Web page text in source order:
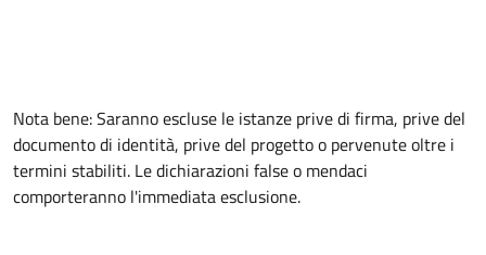
Nota bene: Saranno escluse le istanze prive di firma, prive del
documento di identità, prive del progetto o pervenute oltre i
termini stabiliti. Le dichiarazioni false o mendaci
comporteranno l'immediata esclusione.